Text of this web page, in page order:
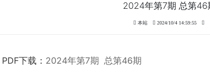
2024年第7期 总第46
本站 2024/10/4 14:59:55
PDF下载： 2024年第7期 总第46期